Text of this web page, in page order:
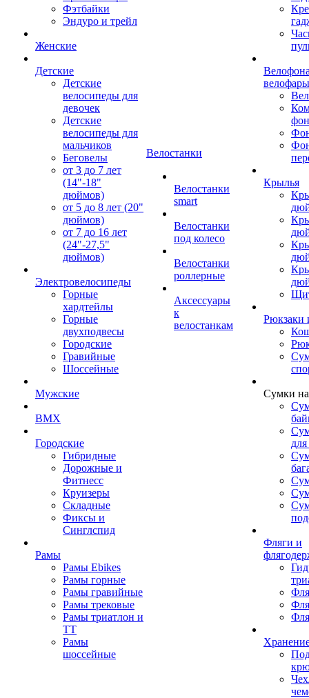
Фэтбайки
Эндуро и трейл
Женские
Детские
Детские
велосипеды для
девочек
Детские
велосипеды для
мальчиков
Беговелы
от 3 до 7 лет
(14"-18"
дюймов)
от 5 до 8 лет (20"
дюймов)
от 7 до 16 лет
(24"-27,5"
дюймов)
Электровелосипеды
Горные
хардтейлы
Горные
двухподвесы
Городские
Гравийные
Шоссейные
Мужские
BMX
Городские
Гибридные
Дорожные и
Фитнесс
Круизеры
Складные
Фиксы и
Синглспид
Рамы
Рамы Ebikes
Рамы горные
Рамы гравийные
Рамы трековые
Рамы триатлон и
ТТ
Рамы
шоссейные
Велостанки
Велостанки
smart
Велостанки
под колесо
Велостанки
роллерные
Аксессуары
к
велостанкам
велофары
Крылья
Рюкзаки
Сумки
Фляги и